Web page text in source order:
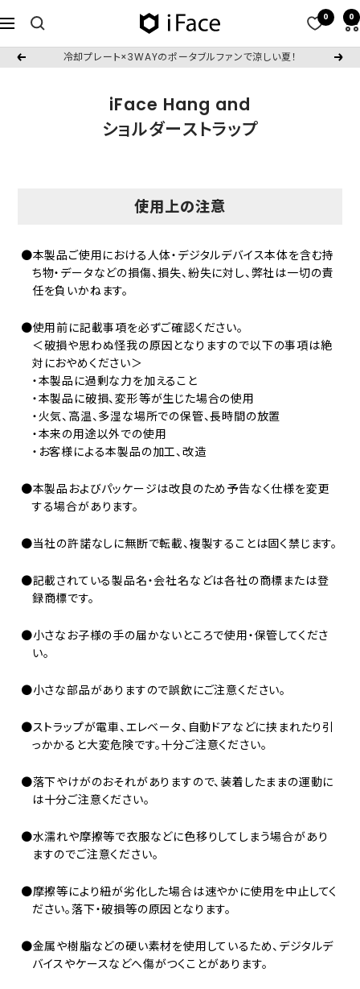
ン
ナ
ビ
ゲ
iFace
日
本
式
サ
0 0
戻
冷却プレート×3WAYのポータブルファンで涼しい夏！
次
iFace Hang and
ショルダーストラップ
使用上の注意
●本製品ご使用における人体・デジタルデバイス本体を含む持
ち物・データなどの損傷、損失、紛失に対し、弊社は一切の責
任を負いかねます。
●使用前に記載事項を必ずご確認ください。
＜破損や思わぬ怪我の原因となりますので以下の事項は絶
対におやめください＞
・本製品に過剰な力を加えること
・本製品に破損、変形等が生じた場合の使用
・火気、高温、多湿な場所での保管、長時間の放置
・本来の用途以外での使用
・お客様による本製品の加工、改造
●本製品およびパッケージは改良のため予告なく仕様を変更
する場合があります。
●当社の許諾なしに無断で転載、複製することは固く禁じます。
●記載されている製品名・会社名などは各社の商標または登
録商標です。
●小さなお子様の手の届かないところで使用・保管してくださ
い。
●小さな部品がありますので誤飲にご注意ください。
●ストラップが電車、エレベータ、自動ドアなどに挟まれたり引
っかかると大変危険です。十分ご注意ください。
●落下やけがのおそれがありますので、装着したままの運動に
は十分ご注意ください。
●水濡れや摩擦等で衣服などに色移りしてしまう場合があり
ますのでご注意ください。
●摩擦等により紐が劣化した場合は速やかに使用を中止してく
ださい。落下・破損等の原因となります。
●金属や樹脂などの硬い素材を使用しているため、デジタルデ
バイスやケースなどへ傷がつくことがあります。